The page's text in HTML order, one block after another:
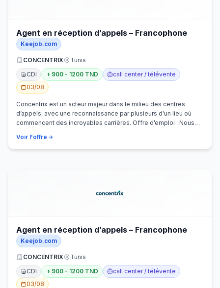
Agent en réception d’appels – Francophone
Keejob.com
CONCENTRIX
Tunis
CDI
900 - 1200 TND
call center / télévente
03/08
Concentrix est un acteur majeur dans le milieu des centres
d’appels, avec une reconnaissance par plusieurs d’un lieu où
commencent des incroyables carrières. Offre d’emploi : Nous
Voir l'offre
Agent en réception d’appels – Francophone
Keejob.com
CONCENTRIX
Tunis
CDI
900 - 1200 TND
call center / télévente
03/08